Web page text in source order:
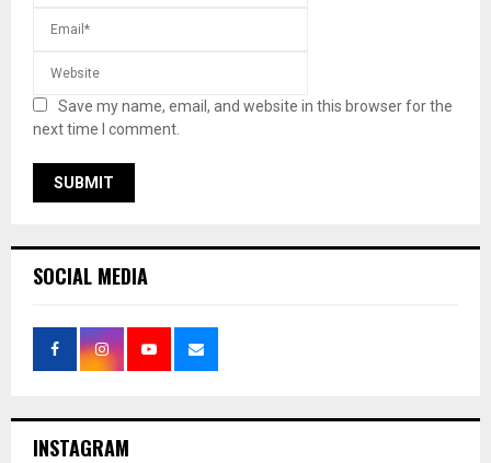
Save my name, email, and website in this browser for the
next time I comment.
SOCIAL MEDIA
INSTAGRAM